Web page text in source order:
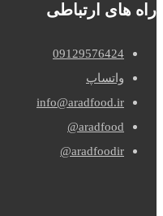
راه های ارتباطی
09129576424
واتساپ
info@aradfood.ir
aradfood@
aradfoodir@